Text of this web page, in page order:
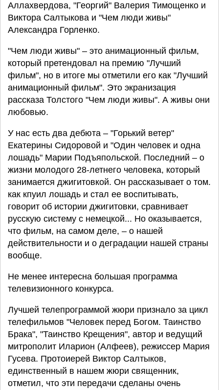
Аллахвердова, "Георгий" Валерия Тимощенко и
Виктора Салтыкова и "Чем люди живы"
Александра Горленко.
"Чем люди живы" – это анимационный фильм,
который претендовал на премию "Лучший
фильм", но в итоге мы отметили его как "Лучший
анимационный фильм". Это экранизация
рассказа Толстого "Чем люди живы". А живы они
любовью.
У нас есть два дебюта – "Горький ветер"
Екатерины Сидоровой и "Один человек и одна
лошадь" Марии Подъяпольской. Последний – о
жизни молодого 28-летнего человека, который
занимается джигитовкой. Он рассказывает о том.
как кпуил лошадь и стал ее воспитывать,
говорит об истории джигитовки, сравнивает
русскую систему с немецкой... Но оказывается,
что фильм, на самом деле, – о нашей
действительности и о деградации нашей страны
вообще.
Не менее интересна большая программа
телевизионного конкурса.
Лучшей телепрограммой жюри признало за цикл
телефильмов "Человек перед Богом. Таинство
Брака", "Таинство Крещения", автор и ведущий
митрополит Иларион (Алфеев), режиссер Мария
Гусева. Протоиерей Виктор Салтыков,
единственный в нашем жюри священник,
отметил, что эти передачи сделаны очень